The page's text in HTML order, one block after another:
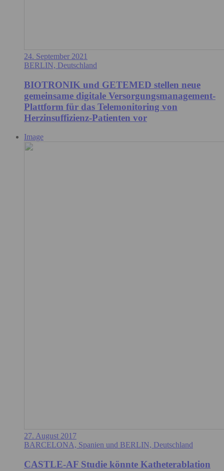
24. September 2021
BERLIN, Deutschland
BIOTRONIK und GETEMED stellen neue
gemeinsame digitale Versorgungsmanagement-
Plattform für das Telemonitoring von
Herzinsuffizienz-Patienten vor
Image
27. August 2017
BARCELONA, Spanien und BERLIN, Deutschland
CASTLE-AF Studie könnte Katheterablation